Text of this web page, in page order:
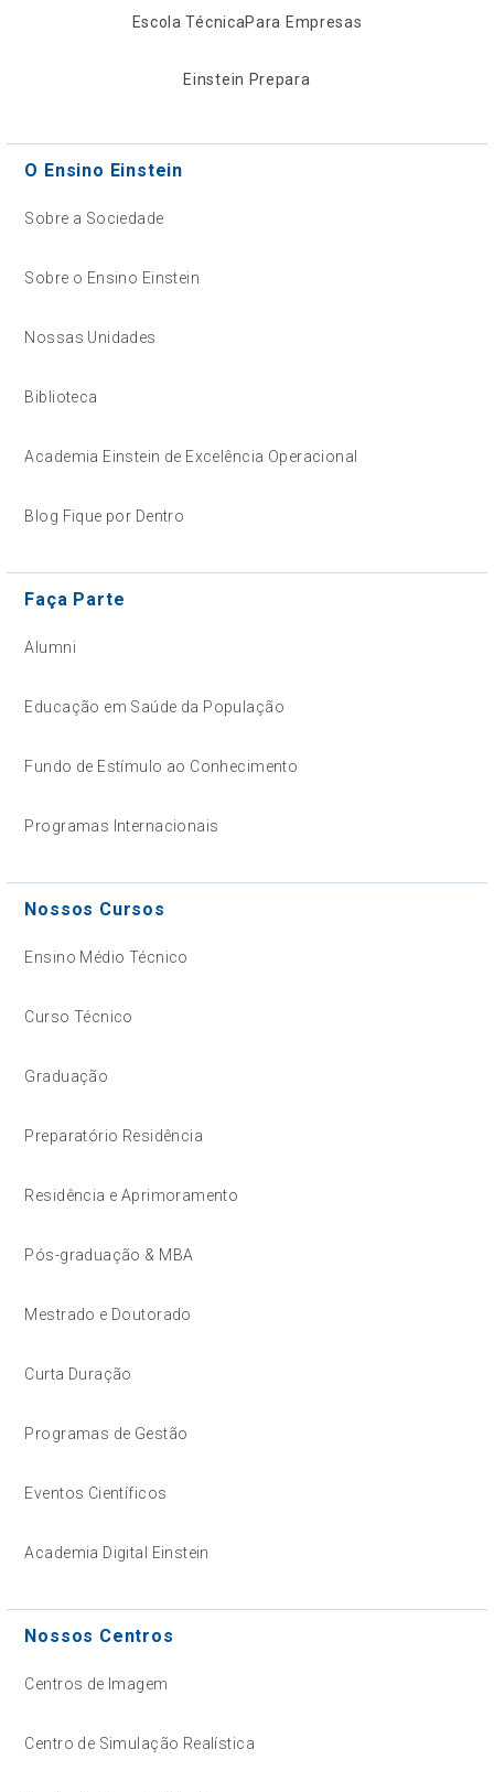
Escola TécnicaPara Empresas
Einstein Prepara
O Ensino Einstein
Sobre a Sociedade
Sobre o Ensino Einstein
Nossas Unidades
Biblioteca
Academia Einstein de Excelência Operacional
Blog Fique por Dentro
Faça Parte
Alumni
Educação em Saúde da População
Fundo de Estímulo ao Conhecimento
Programas Internacionais
Nossos Cursos
Ensino Médio Técnico
Curso Técnico
Graduação
Preparatório Residência
Residência e Aprimoramento
Pós-graduação & MBA
Mestrado e Doutorado
Curta Duração
Programas de Gestão
Eventos Científicos
Academia Digital Einstein
Nossos Centros
Centros de Imagem
Centro de Simulação Realística